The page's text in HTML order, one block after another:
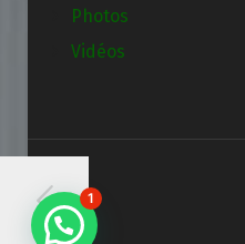
Photos
Vidéos
1